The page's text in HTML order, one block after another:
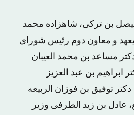
بن ترکی، شاهزاده محمد
و معاون دوم رئیس شورای
مساعد بن محمد العیبان
بن عبد العزیز
توفیق بن فوزان الربیعه
عادل بن زید الطرفی وزیر